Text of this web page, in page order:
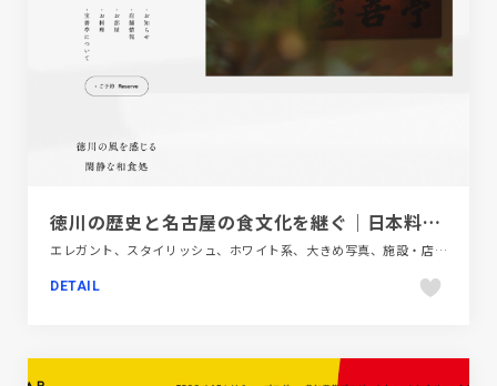
徳川の歴史と名古屋の食文化を継ぐ｜日本料理店 宝善亭
エレガント、スタイリッシュ、ホワイト系、大きめ写真、施設・店舗サイト、飲食店・グルメ・ウェディング
DETAIL